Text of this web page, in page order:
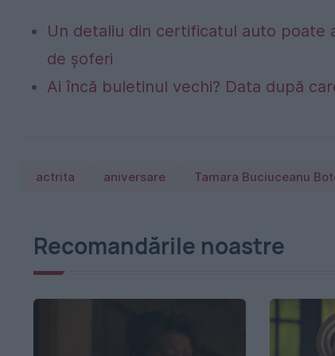
Un detaliu din certificatul auto poate
de șoferi
Ai încă buletinul vechi? Data după
actrita aniversare Tamara Buciuceanu
Recomandările noastre